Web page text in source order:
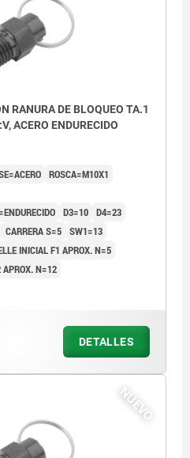
RANURA DE BLOQUEO TA.1
ACERO ENDURECIDO
ROSCA=M10X1
D3=10 D4=23
CARRERA S=5 SW1=13
INICIAL F1 APROX. N=5
APROX. N=12
DETALLES
NUEVO